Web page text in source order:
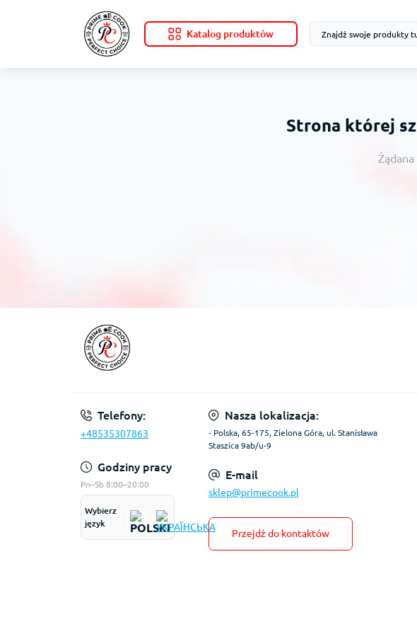
Katalog produktów
Strona której
Telefony:
+48535307863
Godziny pracy
Pn–Sb 8:00–20:00
Wybierz
język
Nasza lokalizacja:
- Polska, 65-175, Zielona Góra, ul. Stanisława
Staszica 9ab/u-9
E-mail
sklep@primecook.pl
Przejdź do kontaktów